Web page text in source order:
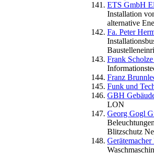
ETS GmbH
Installation
alternative
Fa. Peter
Frank
Franz
Funk und
GBH
LON
Georg Gogl
Blitzschutz